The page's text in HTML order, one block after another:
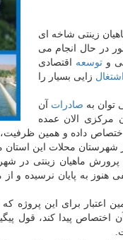
زینتی شاخه ای
در حال انجام می
وتوسعه اقتصادی
اشتغال زایی بسیار را
توان به صادرات آن
مركزی الان عمده
اختصاص داده و همین
محلات این استان
پرورش ماهیان زینتی در
مختلفی هنوز به پایان
اعتبار برای این